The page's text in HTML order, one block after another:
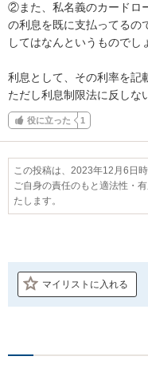
②また、私名義のカードロ
の利息を既に支払ってるの
してはなんというものでし
利息として、その利率を記
ただし利息制限法に反しな
役に立った 1
この投稿は、2023年12月6日時
ご自身の責任のもと適法性・
たします。
マイリストに入れる